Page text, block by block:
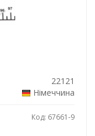
22121
Німеччина
Код: 67661-9